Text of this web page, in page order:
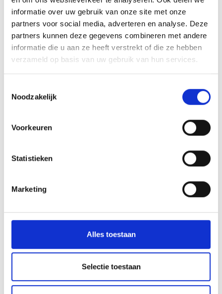
informatie over uw gebruik van onze site met onze
partners voor social media, adverteren en analyse. Deze
partners kunnen deze gegevens combineren met andere
informatie die u aan ze heeft verstrekt of die ze hebben
verzameld op basis van uw gebruik van hun services.
Noodzakelijk
Voorkeuren
Statistieken
Marketing
Alles toestaan
Selectie toestaan
Beton storten met betonpomp in
Brabant
In Brabant zijn veel locaties waar een betonmixer
woningen met een achterom, bedrijventerreinen
met beperkte toegang of projecten in oudere
woonwijken. In deze situaties is een betonpomp
bestelling. Levering en pomp worden op elkaar
afgestemd, zodat het storten efficiënt verloopt en